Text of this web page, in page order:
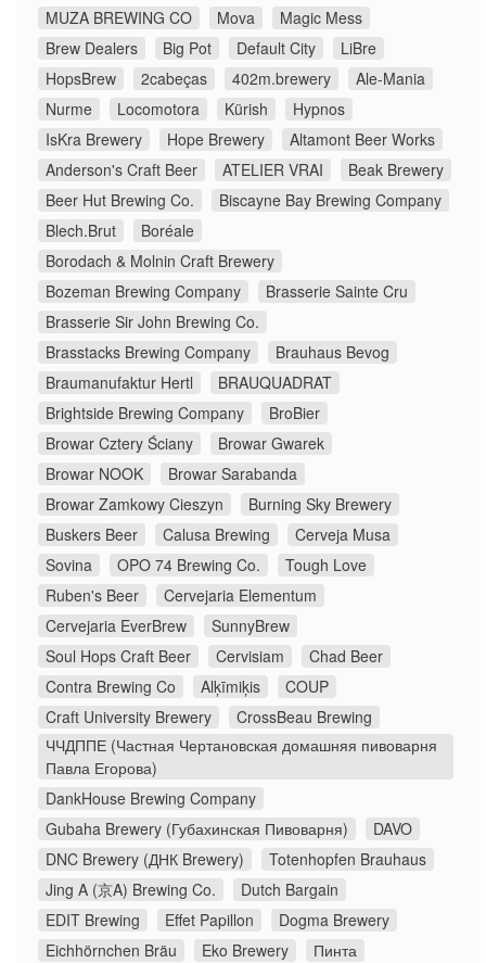
MUZA BREWING CO
Mova
Magic Mess
Brew Dealers
Big Pot Default City
LiBre
HopsBrew
2cabeças 402m.brewery
Ale-Mania
Nurme
Locomotora Kürish
Hypnos
IsKra Brewery
Hope Brewery
Altamont Beer Works
Anderson's Craft Beer
ATELIER VRAI
Beak Brewery
Beer Hut Brewing Co.
Biscayne Bay Brewing Company
Blech.Brut
Boréale
Borodach & Molnin Craft Brewery
Bozeman Brewing Company
Brasserie Sainte Cru
Brasserie Sir John Brewing Co.
Brasstacks Brewing Company
Brauhaus Bevog
Braumanufaktur Hertl
BRAUQUADRAT
Brightside Brewing Company
BroBier
Browar Cztery Ściany
Browar Gwarek
Browar NOOK
Browar Sarabanda
Browar Zamkowy Cieszyn
Burning Sky Brewery
Buskers Beer
Calusa Brewing
Cerveja Musa
Sovina
OPO 74 Brewing Co.
Tough Love
Ruben's Beer
Cervejaria Elementum
Cervejaria EverBrew
SunnyBrew
Soul Hops Craft Beer
Cervisiam
Chad Beer
Contra Brewing Co
Alķīmiķis
COUP
Craft University Brewery
CrossBeau Brewing
ЧЧДППЕ (Частная Чертановская домашняя пивоварня
Павла Егорова)
DankHouse Brewing Company
Gubaha Brewery (Губахинская Пивоварня)
DAVO
DNC Brewery (ДНК Brewery)
Totenhopfen Brauhaus
Jing A (京A) Brewing Co.
Dutch Bargain
EDIT Brewing
Effet Papillon
Dogma Brewery
Eichhörnchen Bräu
Eko Brewery
Пинта